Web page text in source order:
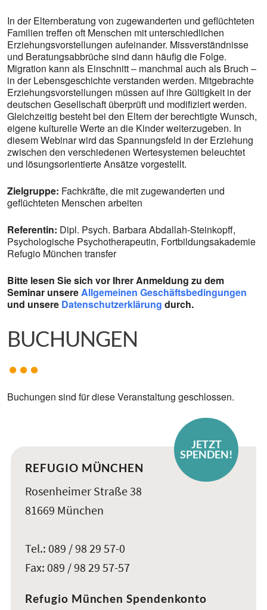
In der Elternberatung von zugewanderten und geflüchteten
Familien treffen oft Menschen mit unterschiedlichen
Erziehungsvorstellungen aufeinander. Missverständnisse
und Beratungsabbrüche sind dann häufig die Folge.
Migration kann als Einschnitt – manchmal auch als Bruch –
in der Lebensgeschichte verstanden werden. Mitgebrachte
Erziehungsvorstellungen müssen auf ihre Gültigkeit in der
deutschen Gesellschaft überprüft und modifiziert werden.
Gleichzeitig besteht bei den Eltern der berechtigte Wunsch,
eigene kulturelle Werte an die Kinder weiterzugeben. In
diesem Webinar wird das Spannungsfeld in der Erziehung
zwischen den verschiedenen Wertesystemen beleuchtet
und lösungsorientierte Ansätze vorgestellt.
Zielgruppe: Fachkräfte, die mit zugewanderten und
geflüchteten Menschen arbeiten
Referentin: Dipl. Psych. Barbara Abdallah-Steinkopff,
Psychologische Psychotherapeutin, Fortbildungsakademie
Refugio München transfer
Bitte lesen Sie sich vor Ihrer Anmeldung zu dem
Seminar unsere Allgemeinen Geschäftsbedingungen
und unsere Datenschutzerklärung durch.
BUCHUNGEN
Buchungen sind für diese Veranstaltung geschlossen.
JETZT
SPENDEN!
REFUGIO MÜNCHEN
Rosenheimer Straße 38
81669 München
Tel.: 089 / 98 29 57-0
Fax: 089 / 98 29 57-57
Refugio München Spendenkonto